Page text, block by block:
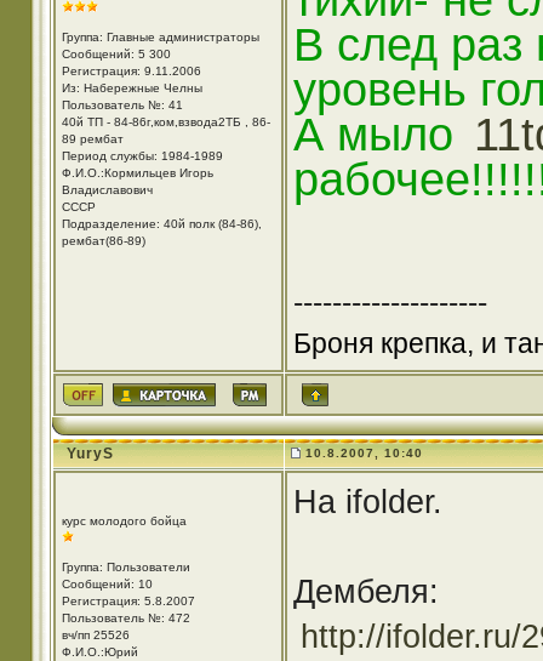
Группа: Главные администраторы
Сообщений: 5 300
Регистрация: 9.11.2006
Из: Набережные Челны
Пользователь №: 41
40й ТП - 84-86г,ком,взвода2ТБ , 86-
89 рембат
Период службы: 1984-1989
Ф.И.О.:Кормильцев Игорь
Владиславович
СССР
Подразделение: 40й полк (84-86),
рембат(86-89)
В след раз
уровень
А мыло
--------------------
Броня крепка, и
YuryS 10.8.2007, 10:40
курс молодого бойца
Группа: Пользователи
Сообщений: 10
Регистрация: 5.8.2007
Пользователь №: 472
вч/пп 25526
Ф.И.О.:Юрий
На ifolder.
Дембеля:
http://ifolder.ru/